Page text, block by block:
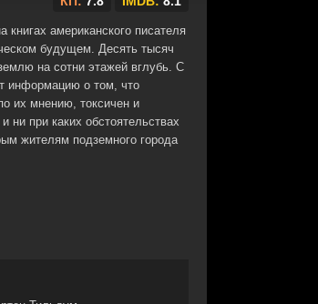
книгах американского писателя
будущем. Десять тысяч
на сотни этажей вглубь. С
информацию о том, что
их мнению, токсичен и
ни при каких обстоятельствах
жителям подземного города